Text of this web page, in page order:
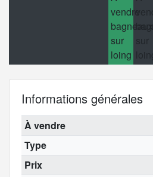
Informations générales
À vendre
Type
Prix